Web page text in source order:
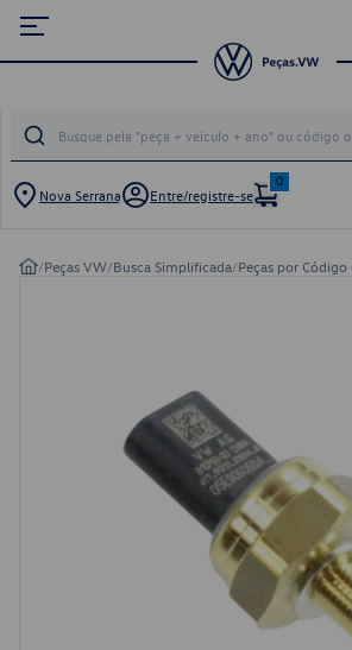
Nova Serrana Entre/registre-se
0
/Peças VW/Busca Simplificada/Peças por